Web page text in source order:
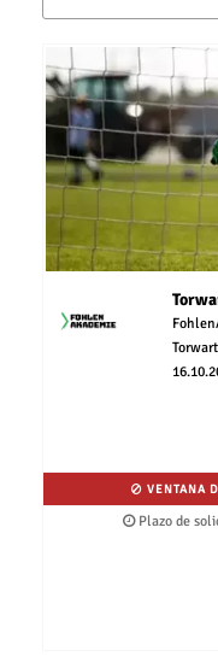
VENTANA
Plazo de